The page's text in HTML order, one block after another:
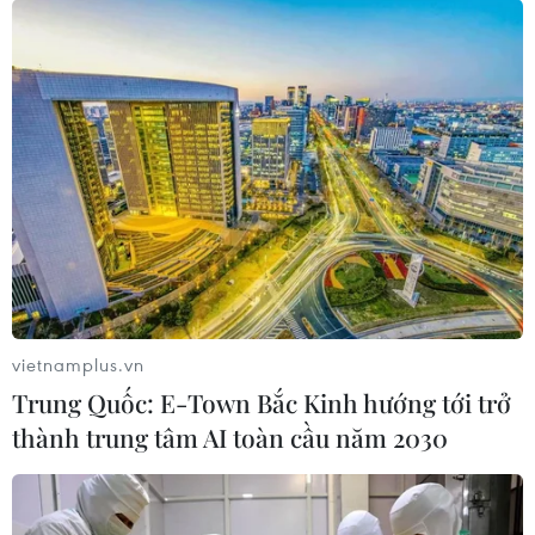
#Nữ tỷ phú Nguyễn Thị Phương Thảo
#Trung Thu
#Vietjet
#Lồng đèn Amy
Theo dõi VietnamPlus
TIN LIÊN QUAN
vietnamplus.vn
Trung Quốc: E-Town Bắc Kinh hướng tới trở
thành trung tâm AI toàn cầu năm 2030